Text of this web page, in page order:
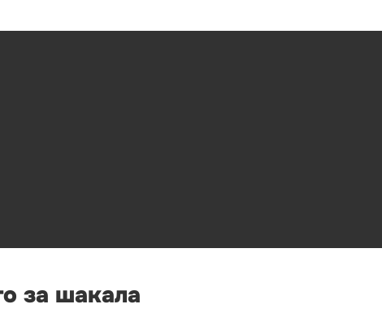
за шакала